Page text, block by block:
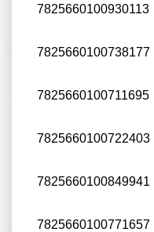
7825660100930113
7825660100738177
7825660100711695
7825660100722403
7825660100849941
7825660100771657